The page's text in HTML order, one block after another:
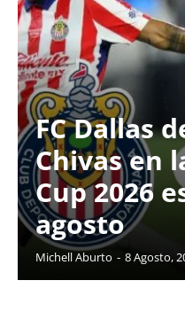
FC Dallas
Chivas en
Cup 2026
agosto
Michell Aburto - 8 Agosto,